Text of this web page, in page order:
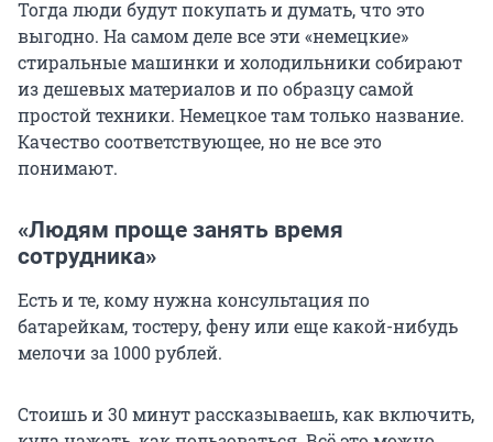
Тогда люди будут покупать и думать, что это
выгодно. На самом деле все эти «немецкие»
стиральные машинки и холодильники собирают
из дешевых материалов и по образцу самой
простой техники. Немецкое там только название.
Качество соответствующее, но не все это
понимают.
«Людям проще занять время
сотрудника»
Есть и те, кому нужна консультация по
батарейкам, тостеру, фену или еще какой-нибудь
мелочи за 1000 рублей.
Стоишь и 30 минут рассказываешь, как включить,